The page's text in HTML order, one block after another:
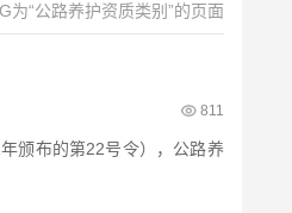
为“公路养护资质类别”的页面
811
颁布的第22号令），公路养